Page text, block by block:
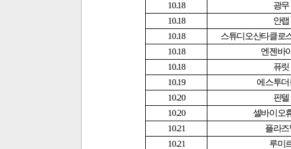
10.18
광무
10.18
안랩
10.18
스튜디오산타클로
10.18
엔젠바
10.18
퓨릿
10.19
에스투
10.20
핀텔
10.20
셀바이오
10.21
플라즈
10.21
루미